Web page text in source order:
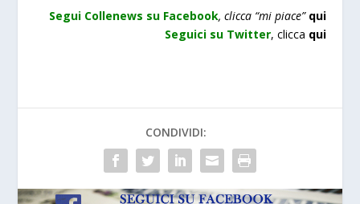
Segui Collenews su Facebook, clicca “mi piace” qui
Seguici su Twitter, clicca qui
CONDIVIDI: